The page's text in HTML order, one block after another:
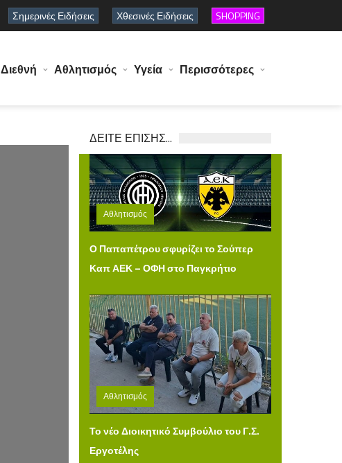
Σημερινές Ειδήσεις Χθεσινές Ειδήσεις SHOPPING
Διεθνή Αθλητισμός Υγεία Περισσότερες
ΔΕΙΤΕ ΕΠΙΣΗΣ...
Αθλητισμός
Πέμπτη 06 Αυγούστου 2026 15:00
Ο Παπαπέτρου σφυρίζει το Σούπερ
Καπ ΑΕΚ – ΟΦΗ στο Παγκρήτιο
Αθλητισμός
Τετάρτη 05 Αυγούστου 2026 12:31
Το νέο Διοικητικό Συμβούλιο του Γ.Σ.
Εργοτέλης